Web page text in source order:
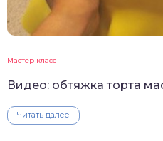
Мастер класс
Видео: обтяжка торта
Читать далее